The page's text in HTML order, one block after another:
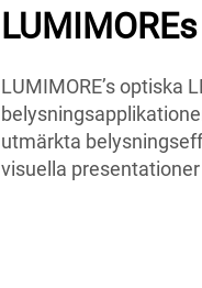
LUMIMORE’s optiska
utmärkta
visuella